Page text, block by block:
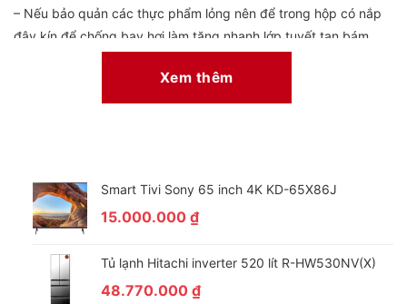
– Nếu bảo quản các thực phẩm lỏng nên để trong hộp có nắp
đậy kín để chống bay hơi làm tăng nhanh lớp tuyết tan bám
– Không để trong tủ các chất axit -bazo gây ăn mòn tủ (đặc
biệt các chất chay nổ tủ lạnh làm bằng nhôm dẫn đến mất
Xem thêm
Smart Tivi Sony 65 inch 4K KD-65X86J
15.000.000 ₫
Tủ lạnh Hitachi inverter 520 lít R-HW530NV(X)
48.770.000 ₫